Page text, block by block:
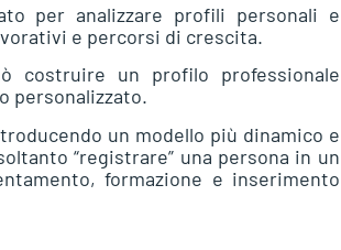
per analizzare profili personali e
e percorsi di crescita.
costruire un profilo professionale
personalizzato.
un modello più dinamico e
“registrare” una persona in un
formazione e inserimento